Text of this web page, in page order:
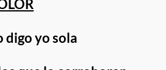
digo yo sola